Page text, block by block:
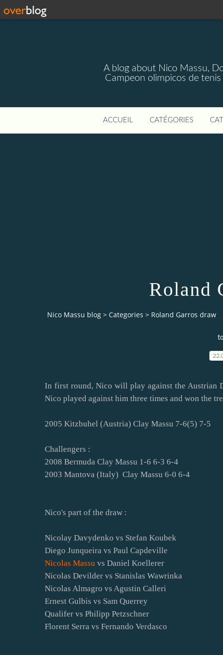
A blog about Nico Massu,
Campeon olimpicos de
ACCUEIL CATÉGORIES
Roland
Nico Massu blog > Categories > Roland Garros draw
In first round, Nico will play against the Austrian
Nico played against him three times and won the
2005 Kitzbuhel (Austria) Clay Massu 7-6(5) 7-5
Challengers :
2008 Bermuda Clay Massu 1-6 6-3 6-4
2003 Mantova (Italy) Clay Massu 6-0 6-4
Nico's part of the draw :
Nicolay Davydenko vs Stefan Koubek
Diego Junqueira vs Paul Capdeville
Nicolas Massu vs Daniel Koellerer
Nicolas Devilder vs Stanislas Wawrinka
Nicolas Almagro vs Agustin Calleri
Ernest Gulbis vs Sam Querrey
Qualifer vs Philipp Petzschner
Florent Serra vs Fernando Verdasco